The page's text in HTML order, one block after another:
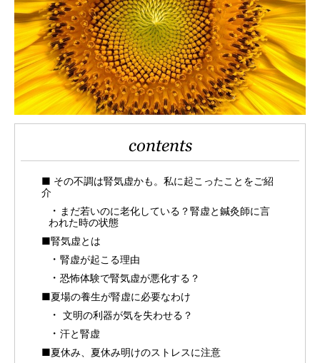
contents
■ その不調は腎気虚かも。私に起こったことをご紹
介
まだ若いのに老化している？腎虚と鍼灸師に言
われた時の状態
■腎気虚とは
腎虚が起こる理由
恐怖体験で腎気虚が悪化する？
■夏場の養生が腎虚に必要なわけ
文明の利器が気を失わせる？
汗と腎虚
■夏休み、夏休み明けのストレスに注意